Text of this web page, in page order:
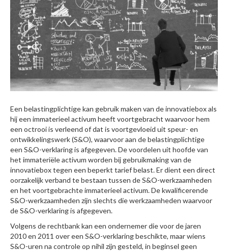
Een belastingplichtige kan gebruik maken van de innovatiebox als
hij een immaterieel activum heeft voortgebracht waarvoor hem
een octrooi is verleend of dat is voortgevloeid uit speur- en
ontwikkelingswerk (S&O), waarvoor aan de belastingplichtige
een S&O-verklaring is afgegeven. De voordelen uit hoofde van
het immateriële activum worden bij gebruikmaking van de
innovatiebox tegen een beperkt tarief belast. Er dient een direct
oorzakelijk verband te bestaan tussen de S&O-werkzaamheden
en het voortgebrachte immaterieel activum. De kwalificerende
S&O-werkzaamheden zijn slechts die werkzaamheden waarvoor
de S&O-verklaring is afgegeven.
Volgens de rechtbank kan een ondernemer die voor de jaren
2010 en 2011 over een S&O-verklaring beschikte, maar wiens
S&O-uren na controle op nihil zijn gesteld, in beginsel geen